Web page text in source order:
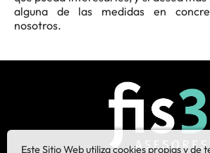
alguna de las medidas en
nosotros.
Este Sitio Web utiliza cookies propias y de